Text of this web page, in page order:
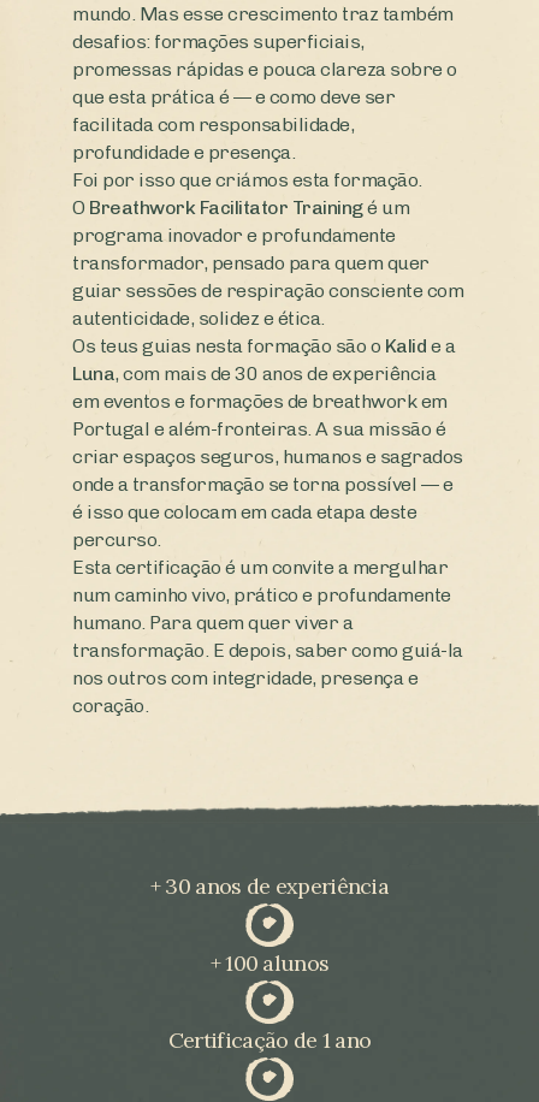
mundo. Mas esse crescimento traz também
desafios: formações superficiais,
promessas rápidas e pouca clareza sobre o
que esta prática é — e como deve ser
facilitada com responsabilidade,
profundidade e presença.
Foi por isso que criámos esta formação.
O Breathwork Facilitator Trainingé um
programa inovador e profundamente
transformador, pensado para quem quer
guiar sessões de respiração consciente com
autenticidade, solidez e ética.
Os teus guias nesta formação são o Kalid e a
Luna, com mais de 30 anos de experiência
em eventos e formações de breathwork em
Portugal e além-fronteiras. A sua missão é
criar espaços seguros, humanos e sagrados
onde a transformação se torna possível — e
é isso que colocam em cada etapa deste
percurso.
Esta certificação é um convite a mergulhar
num caminho vivo, prático e profundamente
humano. Para quem quer viver a
transformação. E depois, saber como guiá-la
nos outros com integridade, presença e
coração.
+ 30 anos de experiência
+ 100 alunos
Certificação de 1 ano